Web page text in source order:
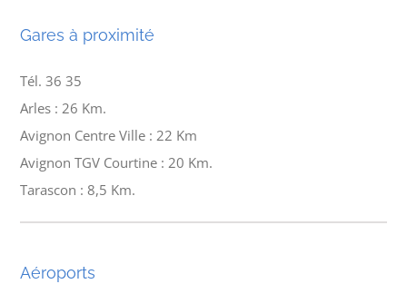
Gares à proximité
Tél. 36 35
Arles : 26 Km.
Avignon Centre Ville : 22 Km
Avignon TGV Courtine : 20 Km.
Tarascon : 8,5 Km.
Aéroports